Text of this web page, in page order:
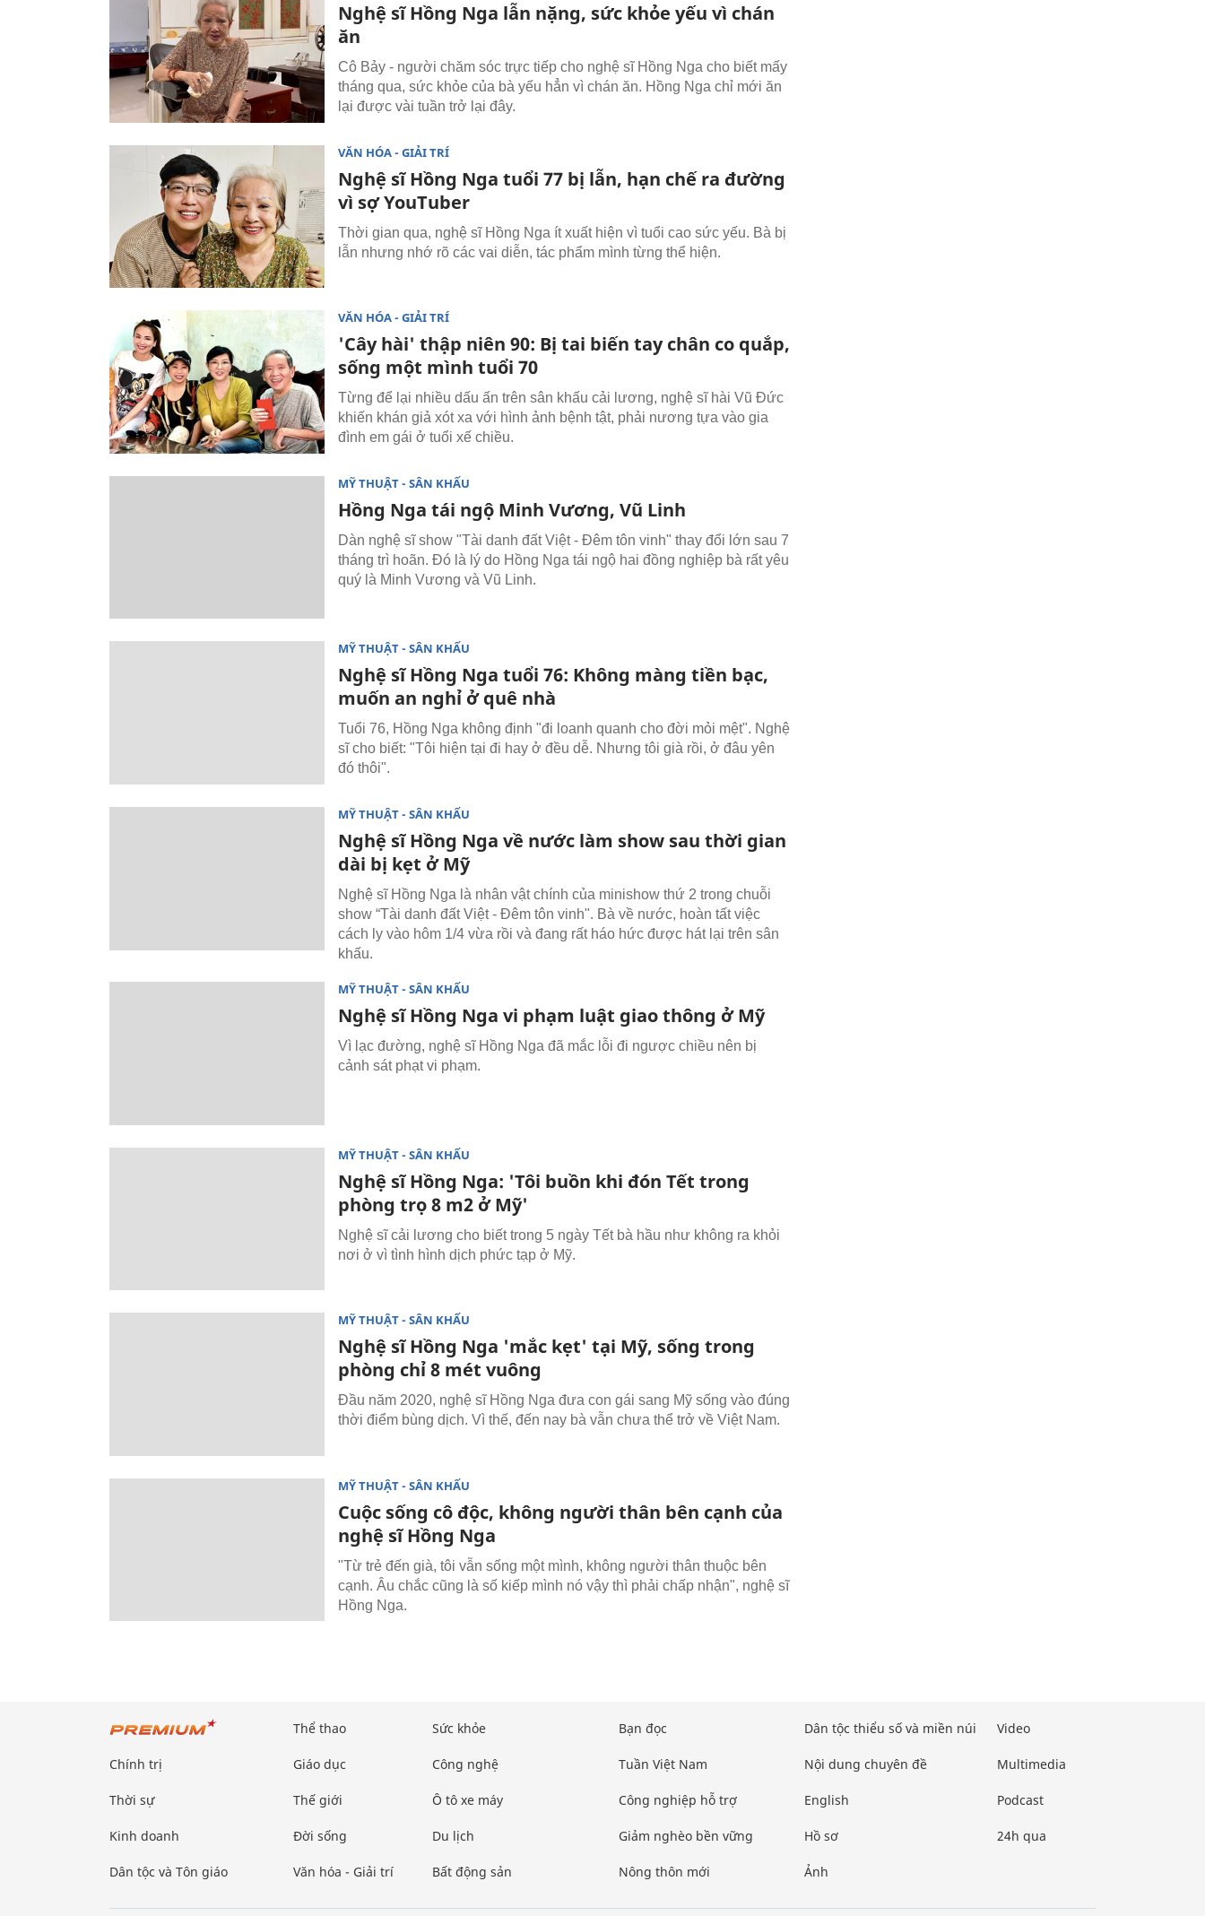
Nghệ sĩ Hồng Nga lẫn nặng, sức khỏe yếu vì chán
ăn
Cô Bảy - người chăm sóc trực tiếp cho nghệ sĩ Hồng Nga cho biết mấy
tháng qua, sức khỏe của bà yếu hẳn vì chán ăn. Hồng Nga chỉ mới ăn
lại được vài tuần trở lại đây.
VĂN HÓA - GIẢI TRÍ
Nghệ sĩ Hồng Nga tuổi 77 bị lẫn, hạn chế ra đường
vì sợ YouTuber
Thời gian qua, nghệ sĩ Hồng Nga ít xuất hiện vì tuổi cao sức yếu. Bà bị
lẫn nhưng nhớ rõ các vai diễn, tác phẩm mình từng thể hiện.
VĂN HÓA - GIẢI TRÍ
'Cây hài' thập niên 90: Bị tai biến tay chân co quắp,
sống một mình tuổi 70
Từng để lại nhiều dấu ấn trên sân khấu cải lương, nghệ sĩ hài Vũ Đức
khiến khán giả xót xa với hình ảnh bệnh tật, phải nương tựa vào gia
đình em gái ở tuổi xế chiều.
MỸ THUẬT - SÂN KHẤU
Hồng Nga tái ngộ Minh Vương, Vũ Linh
Dàn nghệ sĩ show "Tài danh đất Việt - Đêm tôn vinh" thay đổi lớn sau 7
tháng trì hoãn. Đó là lý do Hồng Nga tái ngộ hai đồng nghiệp bà rất yêu
quý là Minh Vương và Vũ Linh.
MỸ THUẬT - SÂN KHẤU
Nghệ sĩ Hồng Nga tuổi 76: Không màng tiền bạc,
muốn an nghỉ ở quê nhà
Tuổi 76, Hồng Nga không định "đi loanh quanh cho đời mỏi mệt". Nghệ
sĩ cho biết: "Tôi hiện tại đi hay ở đều dễ. Nhưng tôi già rồi, ở đâu yên
đó thôi".
MỸ THUẬT - SÂN KHẤU
Nghệ sĩ Hồng Nga về nước làm show sau thời gian
dài bị kẹt ở Mỹ
Nghệ sĩ Hồng Nga là nhân vật chính của minishow thứ 2 trong chuỗi
show “Tài danh đất Việt - Đêm tôn vinh". Bà về nước, hoàn tất việc
cách ly vào hôm 1/4 vừa rồi và đang rất háo hức được hát lại trên sân
khấu.
MỸ THUẬT - SÂN KHẤU
Nghệ sĩ Hồng Nga vi phạm luật giao thông ở Mỹ
Vì lạc đường, nghệ sĩ Hồng Nga đã mắc lỗi đi ngược chiều nên bị
cảnh sát phạt vi phạm.
MỸ THUẬT - SÂN KHẤU
Nghệ sĩ Hồng Nga: 'Tôi buồn khi đón Tết trong
phòng trọ 8 m2 ở Mỹ'
Nghệ sĩ cải lương cho biết trong 5 ngày Tết bà hầu như không ra khỏi
nơi ở vì tình hình dịch phức tạp ở Mỹ.
MỸ THUẬT - SÂN KHẤU
Nghệ sĩ Hồng Nga 'mắc kẹt' tại Mỹ, sống trong
phòng chỉ 8 mét vuông
Đầu năm 2020, nghệ sĩ Hồng Nga đưa con gái sang Mỹ sống vào đúng
thời điểm bùng dịch. Vì thế, đến nay bà vẫn chưa thể trở về Việt Nam.
MỸ THUẬT - SÂN KHẤU
Cuộc sống cô độc, không người thân bên cạnh của
nghệ sĩ Hồng Nga
"Từ trẻ đến già, tôi vẫn sống một mình, không người thân thuộc bên
cạnh. Âu chắc cũng là số kiếp mình nó vậy thì phải chấp nhận", nghệ sĩ
Hồng Nga.
Chính trị
Thời sự
Kinh doanh
Dân tộc và Tôn giáo
Thể thao
Giáo dục
Thế giới
Đời sống
Văn hóa - Giải trí
Sức khỏe
Công nghệ
Ô tô xe máy
Du lịch
Bất động sản
Bạn đọc
Tuần Việt Nam
Công nghiệp hỗ trợ
Giảm nghèo bền vững
Nông thôn mới
Dân tộc thiểu số và miền núi
Nội dung chuyên đề
English
Hồ sơ
Ảnh
Video
Multimedia
Podcast
24h qua